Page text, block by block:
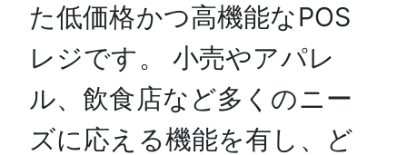
た低価格かつ高機能なPOS
レジです。 小売やアパレ
ル、飲食店など多くのニー
ズに応える機能を有し、ど